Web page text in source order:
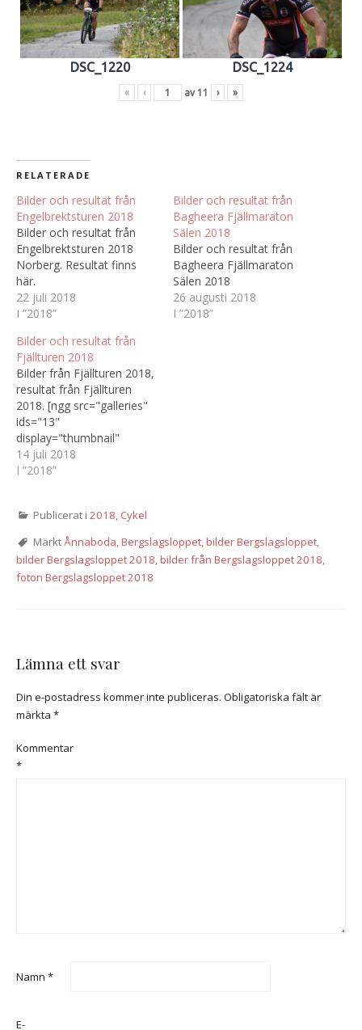
DSC_1220 DSC_1224
« ‹ av11 › »
RELATERADE
Bilder och resultat från
Engelbrektsturen 2018
Bilder och resultat från
Engelbrektsturen 2018
Norberg. Resultat finns
här.
22 juli 2018
I ”2018”
Bilder och resultat från
Bagheera Fjällmaraton
Sälen 2018
Bilder och resultat från
Bagheera Fjällmaraton
Sälen 2018
26 augusti 2018
I ”2018”
Bilder och resultat från
Fjällturen 2018
Bilder från Fjällturen 2018,
resultat från Fjällturen
2018. [ngg src="galleries"
ids="13"
display="thumbnail"
images_per_page="100"
order_direction="DESC"]
14 juli 2018
I ”2018”
Publicerat i 2018, Cykel
MärktÅnnaboda,Bergslagsloppet,bilder Bergslagsloppet,
bilder Bergslagsloppet 2018,bilder från Bergslagsloppet 2018,
foton Bergslagsloppet 2018
Lämna ett svar
Din e-postadress kommer inte publiceras. Obligatoriska fält är
märkta *
Kommentar
*
Namn *
E-